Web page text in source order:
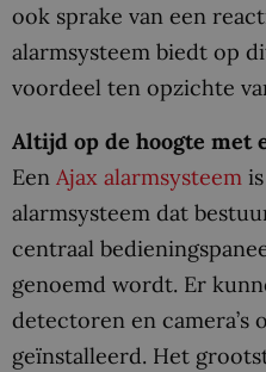
ook sprake van een
alarmsysteem biedt op
voordeel ten opzichte
Altijd op de hoogte met
Een Ajax alarmsysteem
alarmsysteem dat
centraal
genoemd wordt. Er
detectoren en camera’s
geïnstalleerd. Het